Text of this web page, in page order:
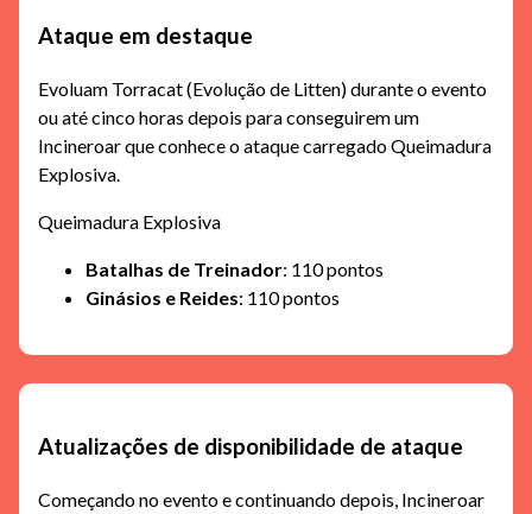
Ataque em destaque
Evoluam Torracat (Evolução de Litten) durante o evento
ou até cinco horas depois para conseguirem um
Incineroar que conhece o ataque carregado Queimadura
Explosiva.
Queimadura Explosiva
Batalhas de Treinador: 110 pontos
Ginásios e Reides: 110 pontos
Atualizações de disponibilidade de ataque
Começando no evento e continuando depois, Incineroar